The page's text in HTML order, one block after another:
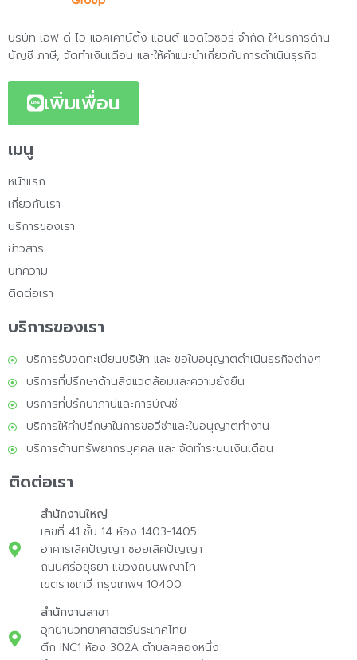
บริษัท เอฟ ดี ไอ แอคเคาน์ติ้ง แอนด์ แอดไวซอรี่ จำกัด ให้บริการด้าน
บัญชี ภาษี, จัดทำเงินเดือน และให้คำแนะนำเกี่ยวกับการดำเนินธุรกิจ
เพิ่มเพื่อน
เมนู
หน้าแรก
เกี่ยวกับเรา
บริการของเรา
ข่าวสาร
บทความ
ติดต่อเรา
บริการของเรา
บริการรับจดทะเบียนบริษัท และ ขอใบอนุญาตดำเนินธุรกิจต่างๆ
บริการที่ปรึกษาด้านสิ่งแวดล้อมและความยั่งยืน
บริการที่ปรึกษาภาษีและการบัญชี
บริการให้คำปรึกษาในการขอวีซ่าและใบอนุญาตทำงาน
บริการด้านทรัพยากรบุคคล และ จัดทำระบบเงินเดือน
ติดต่อเรา
สำนักงานใหญ่
เลขที่ 41 ชั้น 14 ห้อง 1403-1405
อาคารเลิศปัญญา ซอยเลิศปัญญา
ถนนศรีอยุธยา แขวงถนนพญาไท
เขตราชเทวี กรุงเทพฯ 10400
สำนักงานสาขา
อุทยานวิทยาศาสตร์ประเทศไทย
ตึก INC1 ห้อง 302A ตำบลคลองหนึ่ง